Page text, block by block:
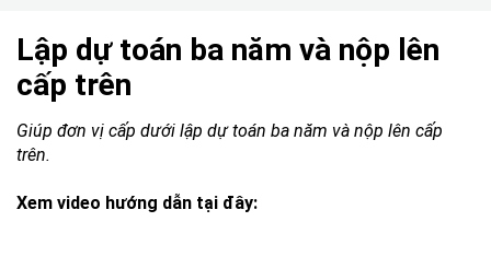
Lập dự toán ba năm và nộp lên
cấp trên
Giúp đơn vị cấp dưới lập dự toán ba năm và nộp lên cấp
trên.
Xem video hướng dẫn tại đây: